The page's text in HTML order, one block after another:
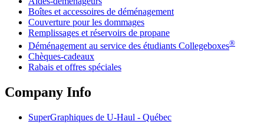
Boîtes et accessoires de déménagement
Couverture pour les dommages
Remplissages et réservoirs de propane
Déménagement au service des étudiants Collegeboxes®
Chèques-cadeaux
Rabais et offres spéciales
Company Info
SuperGraphiques de U-Haul - Québec